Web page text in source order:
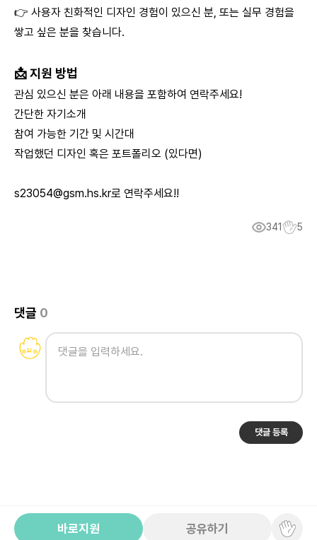
👉 사용자 친화적인 디자인 경험이 있으신 분, 또는 실무 경험을
쌓고 싶은 분을 찾습니다.
📩 지원 방법
관심 있으신 분은 아래 내용을 포함하여 연락주세요!
간단한 자기소개
참여 가능한 기간 및 시간대
작업했던 디자인 혹은 포트폴리오 (있다면)
s23054@gsm.hs.kr로 연락주세요!!
341 5
댓글 0
댓글 등록
바로지원 공유하기